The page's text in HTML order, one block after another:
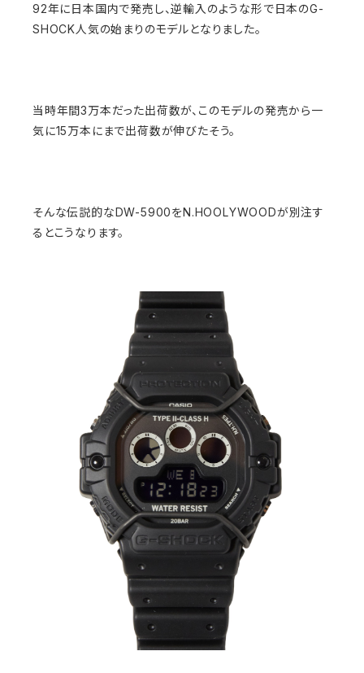
92年に日本国内で発売し、逆輸入のような形で日本のG-
SHOCK人気の始まりのモデルとなりました。
当時年間3万本だった出荷数が、このモデルの発売から一
気に15万本にまで出荷数が伸びたそう。
そんな伝説的なDW-5900をN.HOOLYWOODが別注す
るとこうなります。